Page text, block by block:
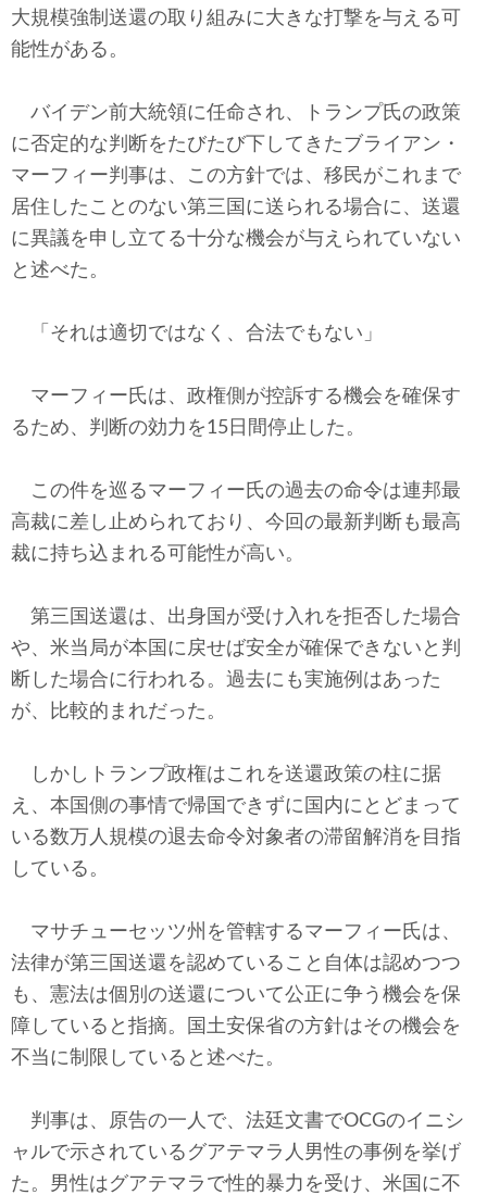
社説
東アジア
東京発
大規模強制送還の取り組みに大きな打撃を与える可
能性がある。
バイデン前大統領に任命され、トランプ氏の政策
に否定的な判断をたびたび下してきたブライアン・
マーフィー判事は、この方針では、移民がこれまで
居住したことのない第三国に送られる場合に、送還
に異議を申し立てる十分な機会が与えられていない
と述べた。
「それは適切ではなく、合法でもない」
マーフィー氏は、政権側が控訴する機会を確保す
るため、判断の効力を15日間停止した。
この件を巡るマーフィー氏の過去の命令は連邦最
高裁に差し止められており、今回の最新判断も最高
裁に持ち込まれる可能性が高い。
第三国送還は、出身国が受け入れを拒否した場合
や、米当局が本国に戻せば安全が確保できないと判
断した場合に行われる。過去にも実施例はあった
が、比較的まれだった。
しかしトランプ政権はこれを送還政策の柱に据
え、本国側の事情で帰国できずに国内にとどまって
いる数万人規模の退去命令対象者の滞留解消を目指
している。
マサチューセッツ州を管轄するマーフィー氏は、
法律が第三国送還を認めていること自体は認めつつ
も、憲法は個別の送還について公正に争う機会を保
障していると指摘。国土安保省の方針はその機会を
不当に制限していると述べた。
判事は、原告の一人で、法廷文書でOCGのイニシ
ャルで示されているグアテマラ人男性の事例を挙げ
た。男性はグアテマラで性的暴力を受け、米国に不